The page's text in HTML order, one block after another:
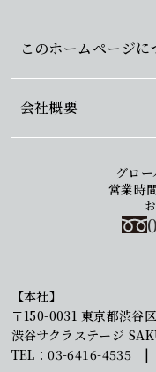
このホームページに
会社概要
グロ
営業時
【本社】
〒150-0031 東京都渋谷
渋谷サクラステージ
TEL：03-6416-4535 |